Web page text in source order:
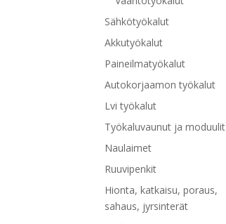
Sähkötyökalut
Akkutyökalut
Paineilmatyökalut
Autokorjaamon työkalut
Lvi työkalut
Työkaluvaunut ja moduulit
Naulaimet
Ruuvipenkit
Hionta, katkaisu, poraus,
sahaus, jyrsinterät